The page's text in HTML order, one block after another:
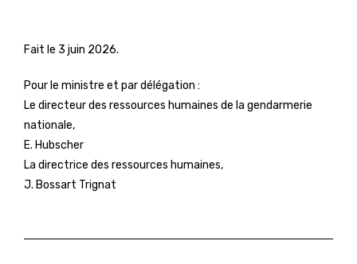
Fait le 3 juin 2026.
Pour le ministre et par délégation :
Le directeur des ressources humaines de la gendarmerie
nationale,
E. Hubscher
La directrice des ressources humaines,
J. Bossart Trignat